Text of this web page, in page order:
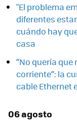
"El problema
diferentes
cuándo hay
casa
“No quería
corriente”: la
cable Ethernet
06 agosto